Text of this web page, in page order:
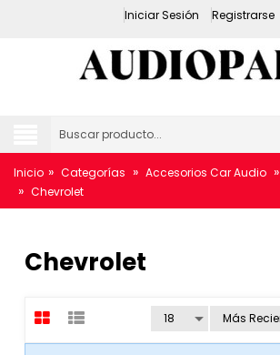
Iniciar Sesión Registrarse
Inicio » Categorías » Accesorios Car Audio »
» Chevrolet
Chevrolet